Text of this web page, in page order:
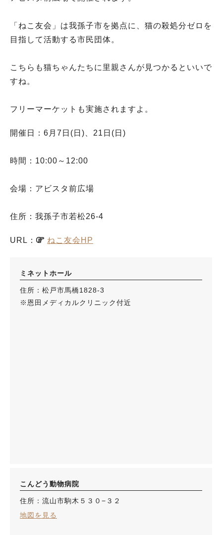
「ねこ友会」は我孫子市を拠点に、猫の殺処分ゼロを
目指して活動する市民団体。
こちらも猫ちゃんたちに里親さんが見つかるといいで
すね。
フリーマーケットも実施されますよ。
開催日：6月7日(日)、21日(日)
時間：10:00～12:00
会場：アビスタ前広場
住所：我孫子市若松26-4
URL： ねこ友会HP
ミネットホール
住所：松戸市馬橋1828-3
※恩田メディカルクリニック付近
こんどう動物病院
住所：流山市駒木５３０−３２
地図を見る